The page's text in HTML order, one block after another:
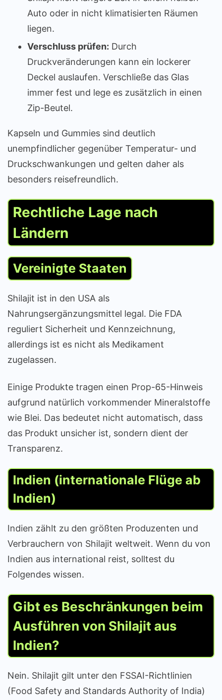
Auto oder in nicht klimatisierten Räumen
liegen.
Verschluss prüfen: Durch
Druckveränderungen kann ein lockerer
Deckel auslaufen. Verschließe das Glas
immer fest und lege es zusätzlich in einen
Zip-Beutel.
Kapseln und Gummies sind deutlich
unempfindlicher gegenüber Temperatur- und
Druckschwankungen und gelten daher als
besonders reisefreundlich.
Rechtliche Lage nach
Ländern
Vereinigte Staaten
Shilajit ist in den USA als
Nahrungsergänzungsmittel legal. Die FDA
reguliert Sicherheit und Kennzeichnung,
allerdings ist es nicht als Medikament
zugelassen.
Einige Produkte tragen einen Prop-65-Hinweis
aufgrund natürlich vorkommender Mineralstoffe
wie Blei. Das bedeutet nicht automatisch, dass
das Produkt unsicher ist, sondern dient der
Transparenz.
Indien (internationale Flüge ab
Indien)
Indien zählt zu den größten Produzenten und
Verbrauchern von Shilajit weltweit. Wenn du von
Indien aus international reist, solltest du
Folgendes wissen.
Gibt es Beschränkungen beim
Ausführen von Shilajit aus
Indien?
Nein. Shilajit gilt unter den FSSAI-Richtlinien
(Food Safety and Standards Authority of India)